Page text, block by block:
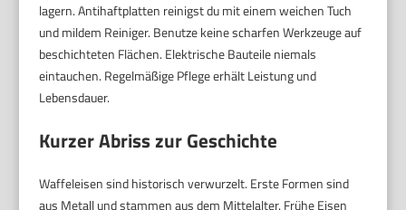
lagern. Antihaftplatten reinigst du mit einem weichen Tuch
und mildem Reiniger. Benutze keine scharfen Werkzeuge auf
beschichteten Flächen. Elektrische Bauteile niemals
eintauchen. Regelmäßige Pflege erhält Leistung und
Lebensdauer.
Kurzer Abriss zur Geschichte
Waffeleisen sind historisch verwurzelt. Erste Formen sind
aus Metall und stammen aus dem Mittelalter. Frühe Eisen